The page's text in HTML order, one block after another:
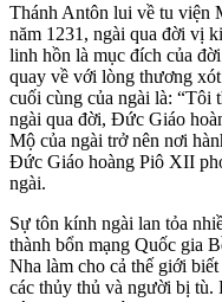
Thánh Antôn lui về tu viện
năm 1231, ngài qua đời vị
linh hồn là mục đích của
quay về với lòng thương
cuối cùng của ngài là: “Tôi
ngài qua đời, Đức Giáo
Mộ của ngài trở nên nơi
Đức Giáo hoàng Piô XII
ngài.
Sự tôn kính ngài lan tỏa
thành bổn mạng Quốc gia
Nha làm cho cả thế giới
các thủy thủ và người bị tù.